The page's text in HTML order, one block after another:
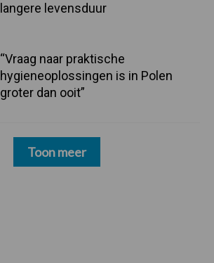
langere levensduur
“Vraag naar praktische
hygieneoplossingen is in Polen
groter dan ooit”
Toon meer